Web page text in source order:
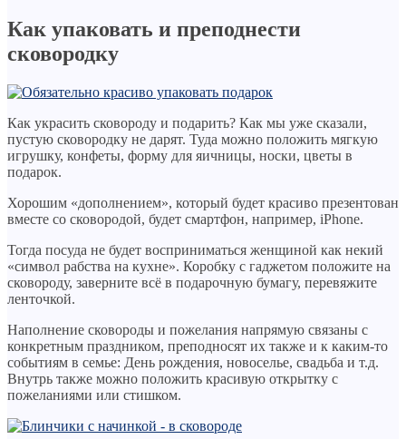
Как упаковать и преподнести
сковородку
Как украсить сковороду и подарить? Как мы уже сказали,
пустую сковородку не дарят. Туда можно положить мягкую
игрушку, конфеты, форму для яичницы, носки, цветы в
подарок.
Хорошим «дополнением», который будет красиво презентован
вместе со сковородой, будет смартфон, например, iPhone.
Тогда посуда не будет восприниматься женщиной как некий
«символ рабства на кухне». Коробку с гаджетом положите на
сковороду, заверните всё в подарочную бумагу, перевяжите
ленточкой.
Наполнение сковороды и пожелания напрямую связаны с
конкретным праздником, преподносят их также и к каким-то
событиям в семье: День рождения, новоселье, свадьба и т.д.
Внутрь также можно положить красивую открытку с
пожеланиями или стишком.